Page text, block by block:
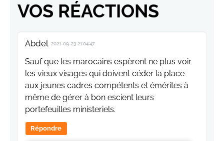
VOS RÉACTIONS
Abdel 2021-09-23 21:04:47
Sauf que les marocains espèrent ne plus voir
les vieux visages qui doivent céder la place
aux jeunes cadres compétents et émérites à
même de gérer à bon escient leurs
portefeuilles ministeriels.
Répondre